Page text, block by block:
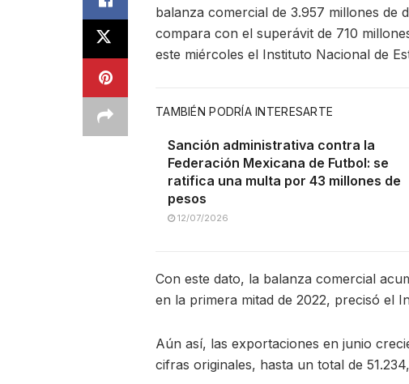
balanza comercial de 3.957 millones de
compara con el superávit de 710
este miércoles el Instituto Nacional de
TAMBIÉN PODRÍA INTERESARTE
Sanción administrativa contra la
Federación Mexicana de Futbol: se
ratifica una multa por 43 millones de
pesos
12/07/2026
Con este dato, la balanza comercial
en la primera mitad de 2022, precisó el
Aún así, las exportaciones en junio
cifras originales, hasta un total de